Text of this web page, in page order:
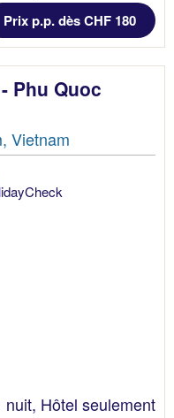
Prix p.p. dès CHF 180
Phu Quoc
Vietnam
nuit, Hôtel seulement